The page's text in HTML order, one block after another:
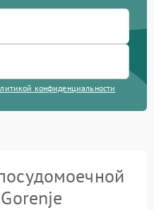
конфиденциальности